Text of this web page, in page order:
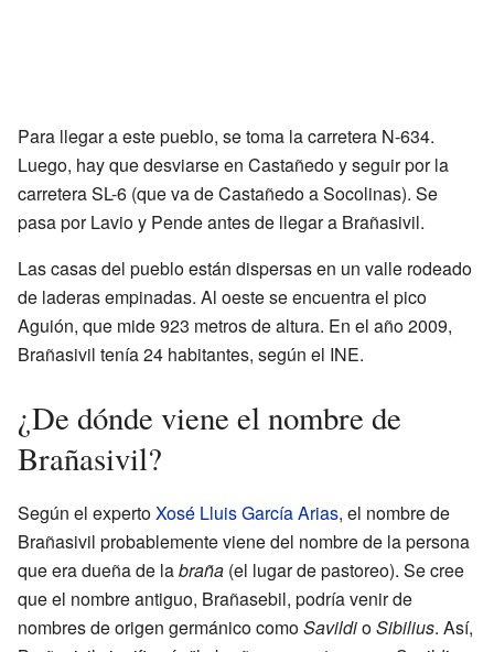
Para llegar a este pueblo, se toma la carretera N-634.
Luego, hay que desviarse en Castañedo y seguir por la
carretera SL-6 (que va de Castañedo a Socolinas). Se
pasa por Lavio y Pende antes de llegar a Brañasivil.
Las casas del pueblo están dispersas en un valle rodeado
de laderas empinadas. Al oeste se encuentra el pico
Aguión, que mide 923 metros de altura. En el año 2009,
Brañasivil tenía 24 habitantes, según el INE.
¿De dónde viene el nombre de
Brañasivil?
Según el expertoXosé Lluis García Arias, el nombre de
Brañasivil probablemente viene del nombre de la persona
que era dueña de labraña (el lugar de pastoreo). Se cree
que el nombre antiguo, Brañasebil, podría venir de
nombres de origen germánico comoSavildioSibilius. Así,